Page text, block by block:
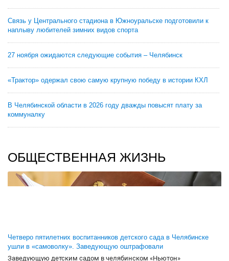
Связь у Центрального стадиона в Южноуральске подготовили к
наплыву любителей зимних видов спорта
27 ноября ожидаются следующие события – Челябинск
«Трактор» одержал свою самую крупную победу в истории КХЛ
В Челябинской области в 2026 году дважды повысят плату за
коммуналку
ОБЩЕСТВЕННАЯ ЖИЗНЬ
Четверо пятилетних воспитанников детского сада в Челябинске
ушли в «самоволку». Заведующую оштрафовали
Заведующую детским садом в челябинском «Ньютон»